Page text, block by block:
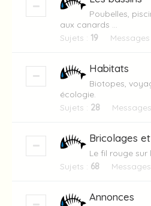
Poubelles,
aux canards ...
Sujets : 19 Messages
Habitats
Biotopes,
écologie.
Sujets : 28
Bricolages
Le fil rouge
Sujets : 68 Messages
Annonces